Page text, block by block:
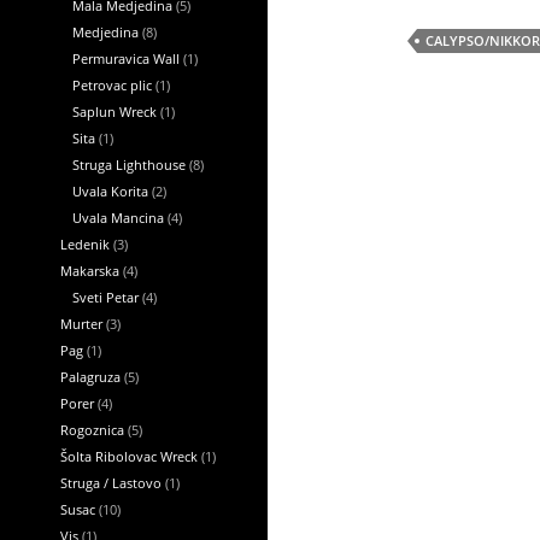
CALYPSO/
Mala Medjedina (5)
Medjedina (8)
Permuravica Wall (1)
Petrovac plic (1)
Saplun Wreck (1)
Sita (1)
Struga Lighthouse (8)
Uvala Korita (2)
Uvala Mancina (4)
Ledenik (3)
Makarska (4)
Sveti Petar(4)
Murter(3)
Pag (1)
Palagruza (5)
Porer(4)
Rogoznica (5)
Šolta Ribolovac Wreck (1)
Struga / Lastovo (1)
Susac (10)
Vis (1)